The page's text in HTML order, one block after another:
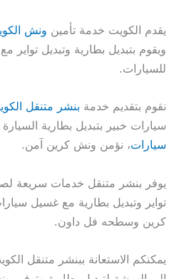
يقدم الكويت خدمة تأمين ونش
ويقوم بتبديل بطارية وتبديل تواير
للسيارات.
نقوم بتقديم خدمة بنشر متنقل
سيارات خبير بتبديل بطارية
سيارات، نؤمن ونش كرين آمن.
يوفر بنشر متنقل خدمات سريعة
تواير وتبديل بطارية مع غسيل
كرين وسطحه فل داون.
يمكنكم الاستعانة ببنشر متنقل